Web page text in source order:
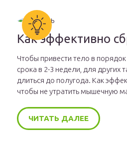
Как эффективно
Чтобы привести тело в
срока в 2-3 недели, для других
длиться до полугода. Как
чтобы не утратить мышечную
ЧИТАТЬ ДАЛЕЕ